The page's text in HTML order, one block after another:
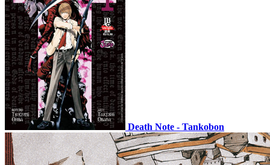
Death Note - Tankobon